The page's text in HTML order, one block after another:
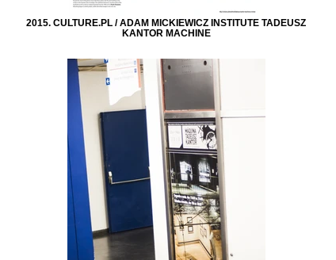
2015. CULTURE.PL / ADAM MICKIEWICZ INSTITUTE TADEUSZ
KANTOR MACHINE